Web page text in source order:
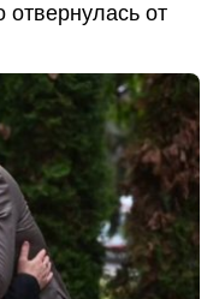
отвернулась от